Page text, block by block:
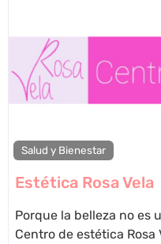
Salud y Bienestar
Estética Rosa Vela
Porque la belleza no es
Centro de estética Rosa